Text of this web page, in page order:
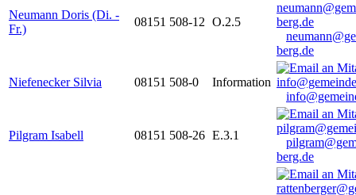
Neumann Doris (Di. -
Fr.)
08151 508-12 O.2.5
berg.de
Niefenecker Silvia 08151 508-0
Information
Pilgram Isabell 08151 508-26 E.3.1
berg.de